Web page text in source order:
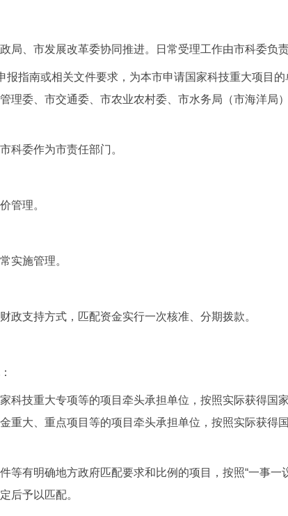
、市发展改革委协同推进。日常受理工作由市科委负责
指南或相关文件要求，为本市申请国家科技重大项目的
委、市交通委、市农业农村委、市水务局（市海洋局
科委作为市责任部门。
管理。
实施管理。
支持方式，匹配资金实行一次核准、分期拨款。
科技重大专项等的项目牵头承担单位，按照实际获得国
大、重点项目等的项目牵头承担单位，按照实际获得
等有明确地方政府匹配要求和比例的项目，按照“一事一
后予以匹配。